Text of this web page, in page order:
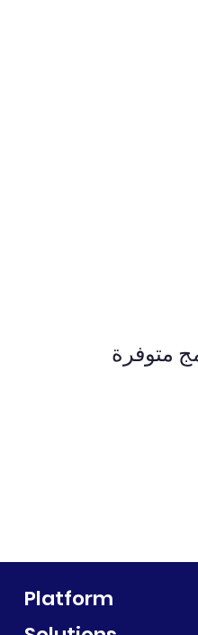
متوفرة
Platform